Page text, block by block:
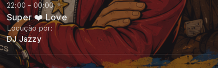
22:00 - 00:00
Super ❤️ Love
Locução por:
DJ Jazzy